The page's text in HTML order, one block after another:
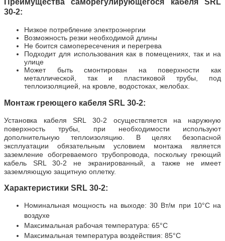
30-2:
Низкое потребление электроэнергии
Возможность резки необходимой длины
Не боится самопересечения и перегрева
Подходит для использования как в помещениях, так и на
улице
Может быть смонтирован на поверхности как
металлической, так и пластиковой трубы, под
теплоизоляцией, на кровле, водостоках, желобах.
Монтаж греющего кабеля SRL 30-2:
Установка кабеля SRL 30-2 осуществляется на наружную
поверхность трубы, при необходимости используют
дополнительную теплоизоляцию. В целях безопасной
эксплуатации обязательным условием монтажа является
заземление обогреваемого трубопровода, поскольку греющий
кабель SRL 30-2 не экранированный, а также не имеет
заземляющую защитную оплетку.
Характеристики SRL 30-2:
Номинальная мощность на выходе: 30 Вт/м при 10°С на
воздухе
Максимальная рабочая температура: 65°C
Максимальная температура воздействия: 85°C